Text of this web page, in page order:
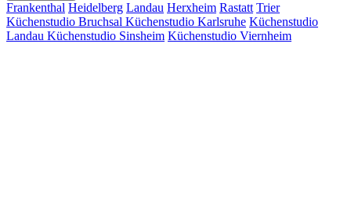
Frankenthal Heidelberg Landau Herxheim Rastatt Trier
Küchenstudio Bruchsal Küchenstudio Karlsruhe Küchenstudio
Landau Küchenstudio Sinsheim Küchenstudio Viernheim